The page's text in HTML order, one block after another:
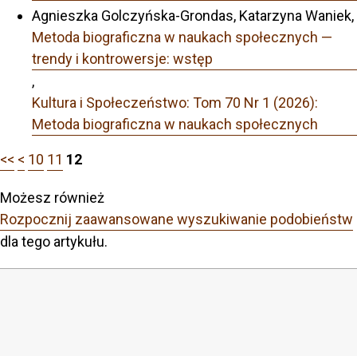
Agnieszka Golczyńska-Grondas, Katarzyna Waniek,
Metoda biograficzna w naukach społecznych —
trendy i kontrowersje: wstęp
,
Kultura i Społeczeństwo: Tom 70 Nr 1 (2026):
Metoda biograficzna w naukach społecznych
<< < 10 11 12
Możesz również
Rozpocznij zaawansowane wyszukiwanie podobieństw
dla tego artykułu.